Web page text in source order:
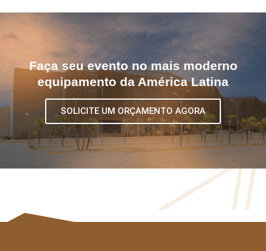
Faça seu evento no mais moderno
equipamento da América Latina
SOLICITE UM ORÇAMENTO AGORA